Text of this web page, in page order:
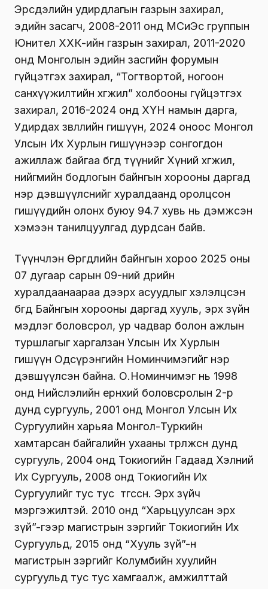
Эрсдэлийн удирдлагын газрын захирал,
эдийн засагч, 2008-2011 онд МСиЭс группын
Юнител ХХК-ийн газрын захирал, 2011-2020
онд Монголын эдийн засгийн форумын
гүйцэтгэх захирал, “Тогтвортой, ногоон
санхүүжилтийн хөгжил” холбооны гүйцэтгэх
захирал, 2016-2024 онд ХҮН намын дарга,
Удирдах зөвлөлийн гишүүн, 2024 оноос Монгол
Улсын Их Хурлын гишүүнээр сонгогдон
ажиллаж байгаа бөгөөд түүнийг Хүний хөгжил,
нийгмийн бодлогын байнгын хорооны даргад
нэр дэвшүүлснийг хуралдаанд оролцсон
гишүүдийн олонх буюу 94.7 хувь нь дэмжсэн
хэмээн танилцуулгад дурдсан байв.
Түүнчлэн Өргөдлийн байнгын хороо 2025 оны
07 дугаар сарын 09-ний өдрийн
хуралдаанаараа дээрх асуудлыг хэлэлцсэн
бөгөөд Байнгын хорооны даргад хууль, эрх зүйн
мэдлэг боловсрол, ур чадвар болон ажлын
туршлагыг харгалзан Улсын Их Хурлын
гишүүн Одсүрэнгийн Номинчимэгийг нэр
дэвшүүлсэн байна. О.Номинчимэг нь 1998
онд Нийслэлийн ерөнхий боловсролын 2-р
дунд сургууль, 2001 онд Монгол Улсын Их
Сургуулийн харьяа Монгол-Туркийн
хамтарсан байгалийн ухааны төрөлжсөн дунд
сургууль, 2004 онд Токиогийн Гадаад Хэлний
Их Сургууль, 2008 онд Токиогийн Их
Сургуулийг тус тус төгссөн. Эрх зүйч
мэргэжилтэй. 2010 онд “Харьцуулсан эрх
зүй”-гээр магистрын зэргийг Токиогийн Их
Сургуульд, 2015 онд “Хууль зүй”-н
магистрын зэргийг Колумбийн хуулийн
сургуульд тус тус хамгаалж, амжилттай